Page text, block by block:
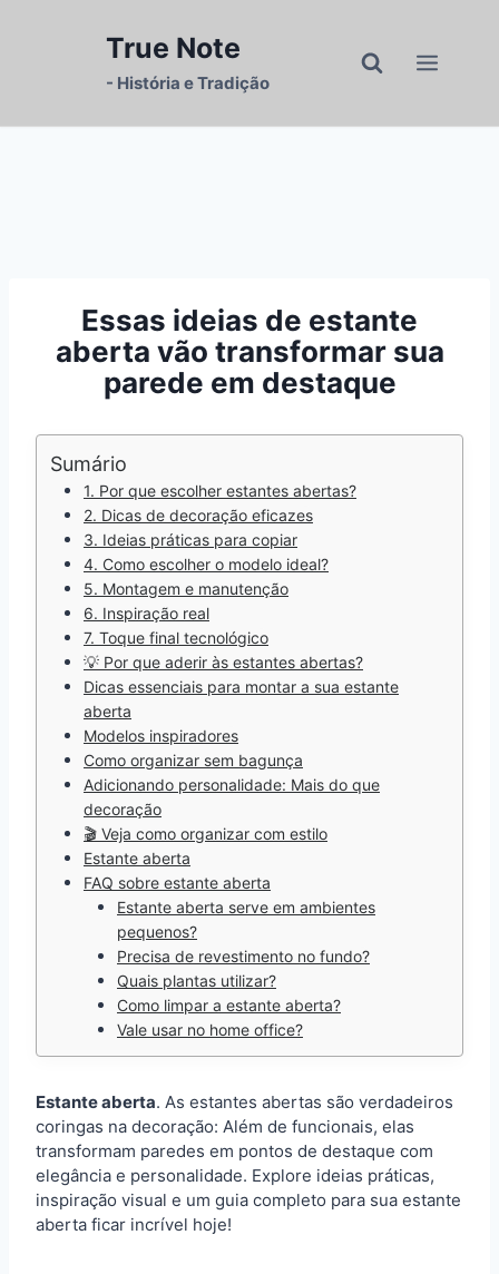
True Note
- História e Tradição
Essas ideias de estante
aberta vão transformar sua
parede em destaque
Sumário
1. Por que escolher estantes abertas?
2. Dicas de decoração eficazes
3. Ideias práticas para copiar
4. Como escolher o modelo ideal?
5. Montagem e manutenção
6. Inspiração real
7. Toque final tecnológico
💡 Por que aderir às estantes abertas?
Dicas essenciais para montar a sua estante
aberta
Modelos inspiradores
Como organizar sem bagunça
Adicionando personalidade: Mais do que
decoração
🎬 Veja como organizar com estilo
Estante aberta
FAQ sobre estante aberta
Estante aberta serve em ambientes
pequenos?
Precisa de revestimento no fundo?
Quais plantas utilizar?
Como limpar a estante aberta?
Vale usar no home office?
Estante aberta. As estantes abertas são verdadeiros
coringas na decoração: Além de funcionais, elas
transformam paredes em pontos de destaque com
elegância e personalidade. Explore ideias práticas,
inspiração visual e um guia completo para sua estante
aberta ficar incrível hoje!